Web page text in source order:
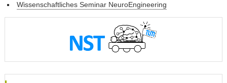
Wissenschaftliches Seminar NeuroEngineering